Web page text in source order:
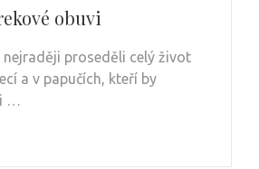
obuvi
proseděli celý život
a v papučích, kteří by
…